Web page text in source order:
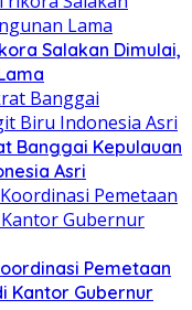
Salakan Dimulai,
Banggai Kepulauan
Asri
Pemetaan
Kantor Gubernur